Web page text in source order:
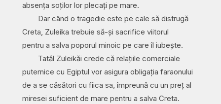
absența soților lor plecați pe mare.
Dar când o tragedie este pe cale să distrugă
Creta, Zuleika trebuie să-și sacrifice viitorul
pentru a salva poporul minoic pe care îl iubește.
Tatăl Zuleikăi crede că relațiile comerciale
puternice cu Egiptul vor asigura obligația faraonului
de a se căsători cu fiica sa, împreună cu un preț al
miresei suficient de mare pentru a salva Creta.